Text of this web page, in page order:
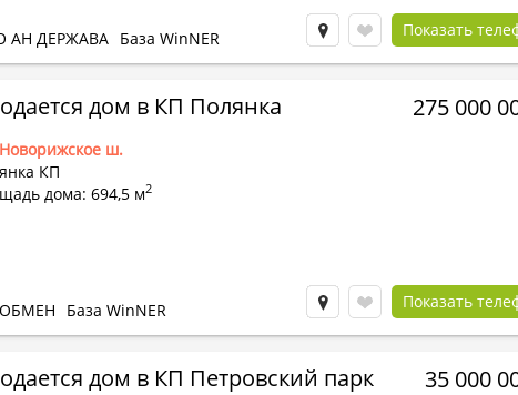
АН ДЕРЖАВА База WinNER Показать
дом в КП Полянка
Новорижское ш.
КП
дома: 694,5 м2
275 000
База WinNER Показать
дом в КП Петровский парк 35 000